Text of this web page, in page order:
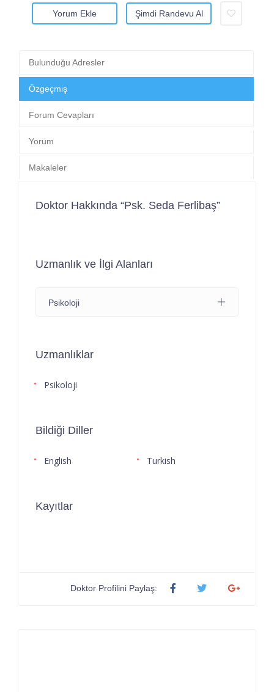
Yorum Ekle Şimdi Randevu Al
Bulunduğu Adresler
Özgeçmiş
Forum Cevapları
Yorum
Makaleler
Doktor Hakkında “Psk. Seda Ferlibaş”
Uzmanlık ve İlgi Alanları
Psikoloji
Uzmanlıklar
Psikoloji
Bildiği Diller
English Turkish
Kayıtlar
Doktor Profilini Paylaş: